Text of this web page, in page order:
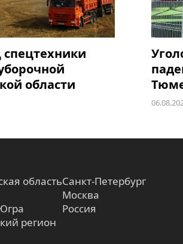
спецтехники
области
область
регион
Санкт-Петербург
Москва
Россия